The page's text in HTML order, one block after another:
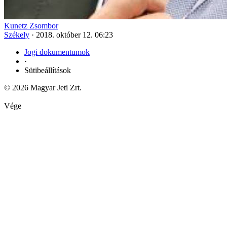
Kunetz Zsombor
Székely · 2018. október 12. 06:23
Jogi dokumentumok
·
Sütibeállítások
© 2026 Magyar Jeti Zrt.
Vége